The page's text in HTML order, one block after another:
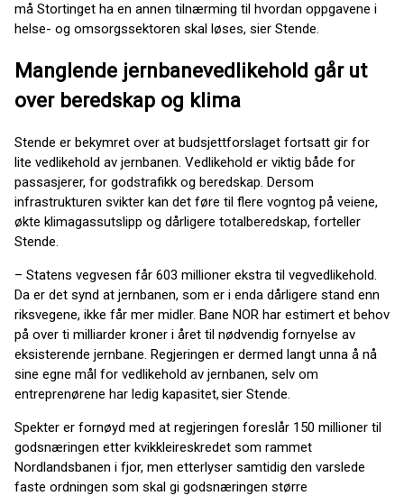
må Stortinget ha en annen tilnærming til hvordan oppgavene i
helse- og omsorgssektoren skal løses, sier Stende.
Manglende jernbanevedlikehold går ut
over beredskap og klima
Stende er bekymret over at budsjettforslaget fortsatt gir for
lite vedlikehold av jernbanen. Vedlikehold er viktig både for
passasjerer, for godstrafikk og beredskap. Dersom
infrastrukturen svikter kan det føre til flere vogntog på veiene,
økte klimagassutslipp og dårligere totalberedskap, forteller
Stende.
– Statens vegvesen får 603 millioner ekstra til vegvedlikehold.
Da er det synd at jernbanen, som er i enda dårligere stand enn
riksvegene, ikke får mer midler. Bane NOR har estimert et behov
på over ti milliarder kroner i året til nødvendig fornyelse av
eksisterende jernbane. Regjeringen er dermed langt unna å nå
sine egne mål for vedlikehold av jernbanen, selv om
entreprenørene har ledig kapasitet, sier Stende.
Spekter er fornøyd med at regjeringen foreslår 150 millioner til
godsnæringen etter kvikkleireskredet som rammet
Nordlandsbanen i fjor, men etterlyser samtidig den varslede
faste ordningen som skal gi godsnæringen større